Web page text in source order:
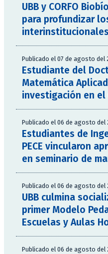
UBB y CORFO
para profundizar
interinstitucionales
Publicado el 07 de agosto del
Estudiante del
Matemática
investigación en el
Publicado el 06 de agosto del
Estudiantes de
PECE vincularon
en seminario de
Publicado el 06 de agosto del
UBB culmina
primer Modelo
Escuelas y Aulas
Publicado el 06 de agosto del